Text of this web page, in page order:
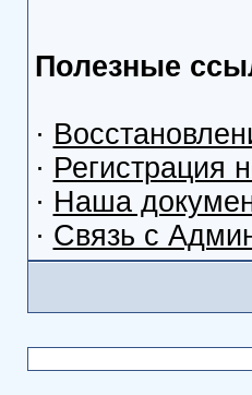
Полезные
·
· Регистрация
· Наша
· Связь с